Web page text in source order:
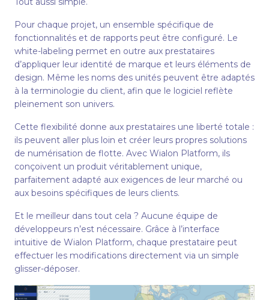
Pour chaque projet, un ensemble spécifique de
fonctionnalités et de rapports peut être configuré. Le
white-labeling permet en outre aux prestataires
d’appliquer leur identité de marque et leurs éléments de
design. Même les noms des unités peuvent être adaptés
à la terminologie du client, afin que le logiciel reflète
pleinement son univers.
Cette flexibilité donne aux prestataires une liberté totale :
ils peuvent aller plus loin et créer leurs propres solutions
de numérisation de flotte. Avec Wialon Platform, ils
conçoivent un produit véritablement unique,
parfaitement adapté aux exigences de leur marché ou
aux besoins spécifiques de leurs clients.
Et le meilleur dans tout cela ? Aucune équipe de
développeurs n’est nécessaire. Grâce à l’interface
intuitive de Wialon Platform, chaque prestataire peut
effectuer les modifications directement via un simple
glisser-déposer.